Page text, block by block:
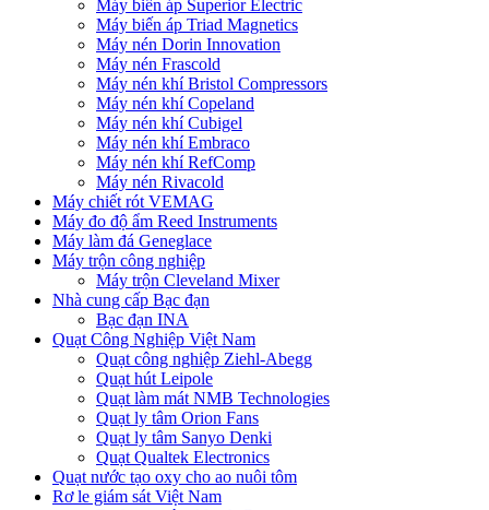
Máy biến áp Superior Electric
Máy biến áp Triad Magnetics
Máy nén Dorin Innovation
Máy nén Frascold
Máy nén khí Bristol Compressors
Máy nén khí Copeland
Máy nén khí Cubigel
Máy nén khí Embraco
Máy nén khí RefComp
Máy nén Rivacold
Máy chiết rót VEMAG
Máy đo độ ẩm Reed Instruments
Máy làm đá Geneglace
Máy trộn công nghiệp
Máy trộn Cleveland Mixer
Nhà cung cấp Bạc đạn
Bạc đạn INA
Quạt Công Nghiệp Việt Nam
Quạt công nghiệp Ziehl-Abegg
Quạt hút Leipole
Quạt làm mát NMB Technologies
Quạt ly tâm Orion Fans
Quạt ly tâm Sanyo Denki
Quạt Qualtek Electronics
Quạt nước tạo oxy cho ao nuôi tôm
Rơ le giám sát Việt Nam